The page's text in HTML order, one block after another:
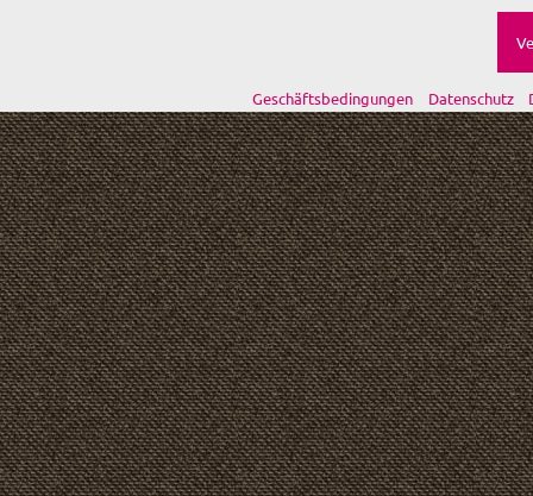
Geschäftsbedingungen Datenschutz